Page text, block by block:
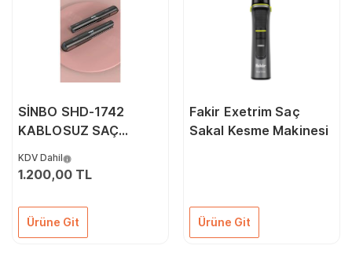
SİNBO SHD-1742
KABLOSUZ SAÇ
KDV Dahil
1.200,00 TL
Ürüne Git
Fakir Exetrim Saç
Sakal Kesme Makinesi
Ürüne Git